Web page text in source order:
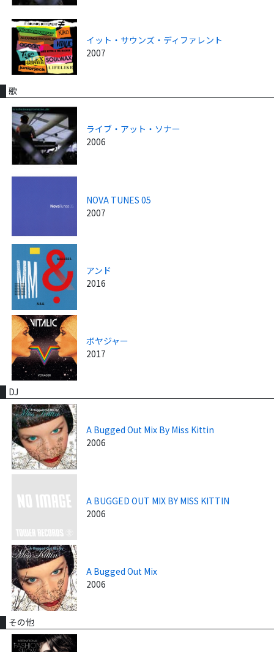
イット・サウンズ・ディファレント
2007
歌
ライブ・アット・ソナー
2006
NOVA TUNES 05
2007
アンド
2016
ボヤジャー
2017
DJ
A Bugged Out Mix By Miss Kittin
2006
A BUGGED OUT MIX BY MISS KITTIN
2006
A Bugged Out Mix
2006
その他